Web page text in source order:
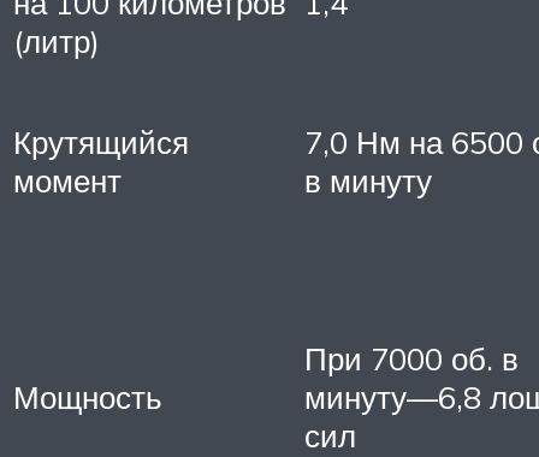
(литр)
Крутящийся
момент
7,0 Нм на 6500
в минуту
Мощность
При 7000 об. в
минуту—6,8
сил